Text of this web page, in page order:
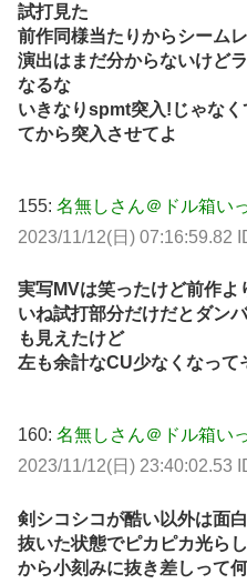
試打見た
前作同様当たりからシーム
演出はまだ分からないけど
なるな
いきなりspmt突入!じゃな
てから突入させてよ
155: 名無しさん＠ドル箱い
2023/11/12(日) 07:16:59.82
実写MVは笑ったけど前作よ
いね試打部分だけだとダン
も見えたけど
左も余計なCU少なくなって
160: 名無しさん＠ドル箱い
2023/11/12(日) 23:40:02.53
剣シコシコが酷い以外は面
抜いた状態でピカピカ光ら
から小刻みに抜き差しって